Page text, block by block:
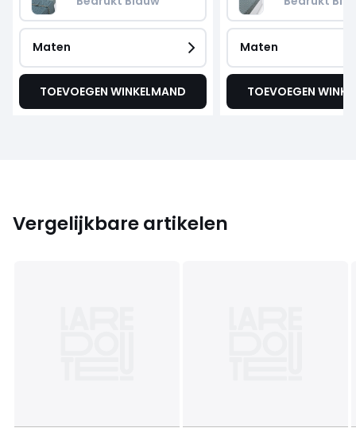
Maten
TOEVOEGEN WINKELMAND
Maten
TOEVOEGEN
Vergelijkbare artikelen